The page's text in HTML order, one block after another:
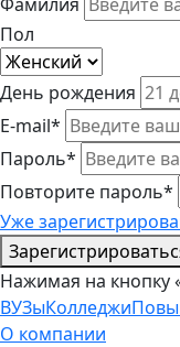
Пол
День рождения
E-mail*
Пароль*
Повторите пароль*
Уже
Нажимая на кнопку
ВУЗыКолледжи
О компании